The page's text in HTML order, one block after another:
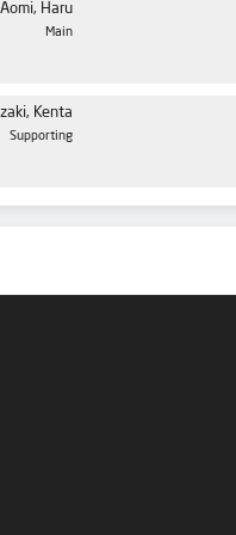
Aomi, Haru
Main
Kenta
Supporting